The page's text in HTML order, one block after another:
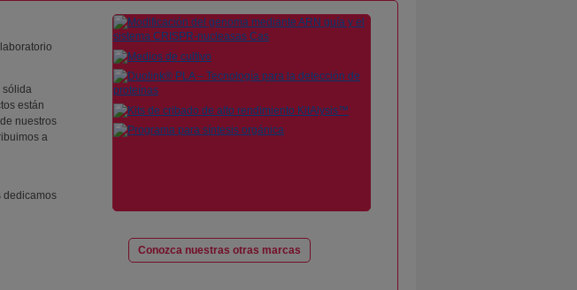
sólida
están
nuestros
a
dedicamos
Conozca nuestras otras marcas